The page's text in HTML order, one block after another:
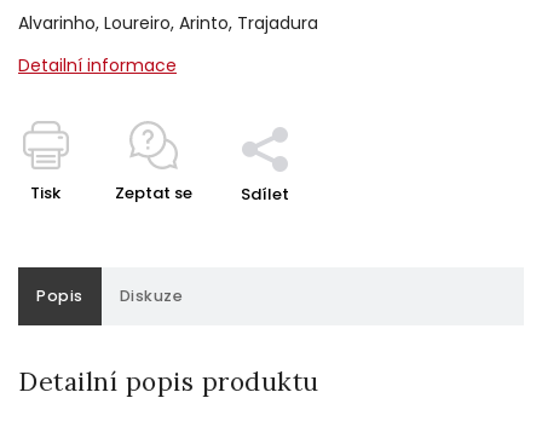
Alvarinho, Loureiro, Arinto, Trajadura
Detailní informace
Tisk Zeptat se Sdílet
Popis Diskuze
Detailní popis produktu